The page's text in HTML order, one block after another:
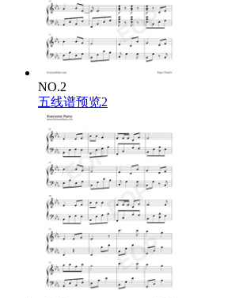
NO.2
五线谱预览2